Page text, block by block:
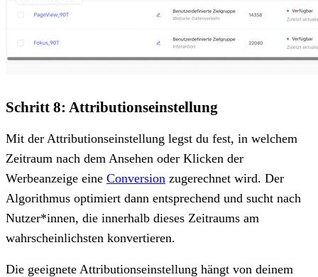
Schritt 8: Attributionseinstellung
Mit der Attributionseinstellung legst du fest, in welchem
Zeitraum nach dem Ansehen oder Klicken der
Werbeanzeige eine Conversion zugerechnet wird. Der
Algorithmus optimiert dann entsprechend und sucht nach
Nutzer*innen, die innerhalb dieses Zeitraums am
wahrscheinlichsten konvertieren.
Die geeignete Attributionseinstellung hängt von deinem